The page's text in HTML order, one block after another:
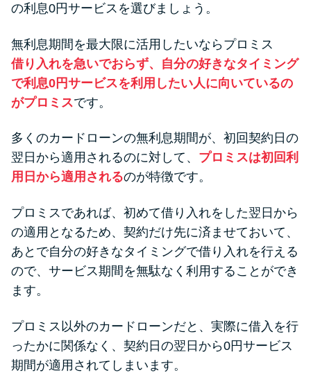
の利息0円サービスを選びましょう。
無利息期間を最大限に活用したいならプロミス
借り入れを急いでおらず、自分の好きなタイミング
で利息0円サービスを利用したい人に向いているの
がプロミスです。
多くのカードローンの無利息期間が、初回契約日の
翌日から適用されるのに対して、 プロミスは初回利
用日から適用されるのが特徴です。
プロミスであれば、初めて借り入れをした翌日から
の適用となるため、契約だけ先に済ませておいて、
あとで自分の好きなタイミングで借り入れを行える
ので、サービス期間を無駄なく利用することができ
ます。
プロミス以外のカードローンだと、実際に借入を行
ったかに関係なく、契約日の翌日から0円サービス
期間が適用されてしまいます。